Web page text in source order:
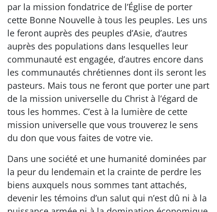
par la mission fondatrice de l’Église de porter
cette Bonne Nouvelle à tous les peuples. Les uns
le feront auprès des peuples d’Asie, d’autres
auprès des populations dans lesquelles leur
communauté est engagée, d’autres encore dans
les communautés chrétiennes dont ils seront les
pasteurs. Mais tous ne feront que porter une part
de la mission universelle du Christ à l’égard de
tous les hommes. C’est à la lumière de cette
mission universelle que vous trouverez le sens
du don que vous faites de votre vie.
Dans une société et une humanité dominées par
la peur du lendemain et la crainte de perdre les
biens auxquels nous sommes tant attachés,
devenir les témoins d’un salut qui n’est dû ni à la